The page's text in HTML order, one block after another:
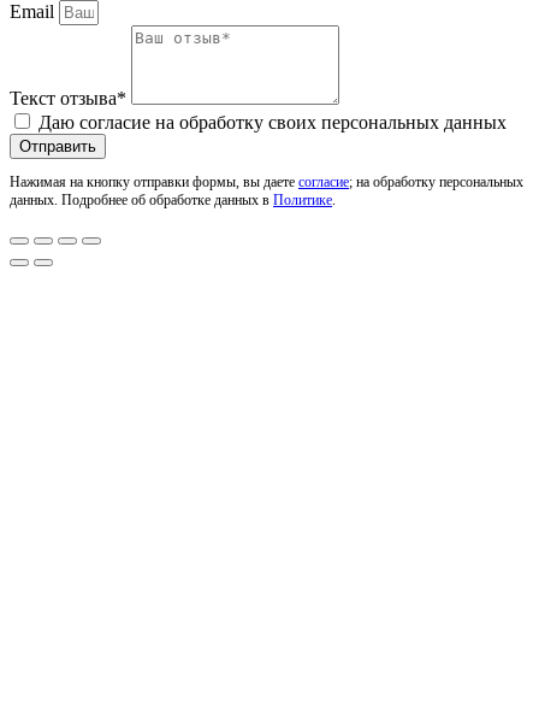
Email
Текст отзыва*
Даю согласие на обработку своих персональных данных
Отправить
Нажимая на кнопку отправки формы, вы даете согласие; на обработку персональных
данных. Подробнее об обработке данных в Политике.